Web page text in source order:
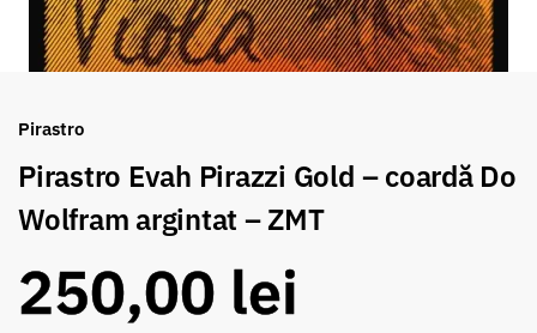
Pirastro
Pirastro Evah Pirazzi Gold – coardă Do
Wolfram argintat – ZMT
250,00 lei